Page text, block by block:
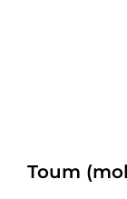
Toum